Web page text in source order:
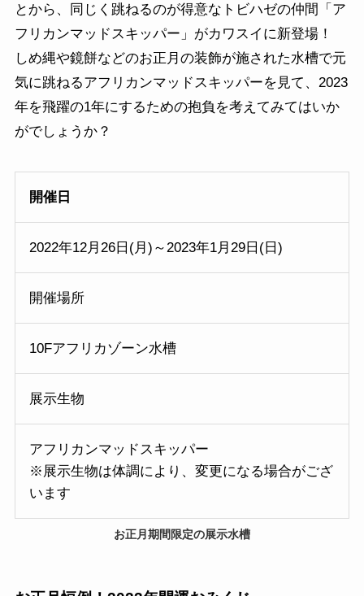
とから、同じく跳ねるのが得意なトビハゼの仲間「ア
フリカンマッドスキッパー」がカワスイに新登場！
しめ縄や鏡餅などのお正月の装飾が施された水槽で元
気に跳ねるアフリカンマッドスキッパーを見て、2023
年を飛躍の1年にするための抱負を考えてみてはいか
がでしょうか？
開催日
2022年12月26日(月)～2023年1月29日(日)
開催場所
10Fアフリカゾーン水槽
展示生物
アフリカンマッドスキッパー
※展示生物は体調により、変更になる場合がござ
います
お正月期間限定の展示水槽